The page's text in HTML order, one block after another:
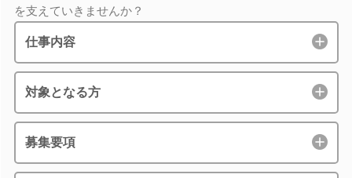
を支えていきませんか？
仕事内容
対象となる方
募集要項